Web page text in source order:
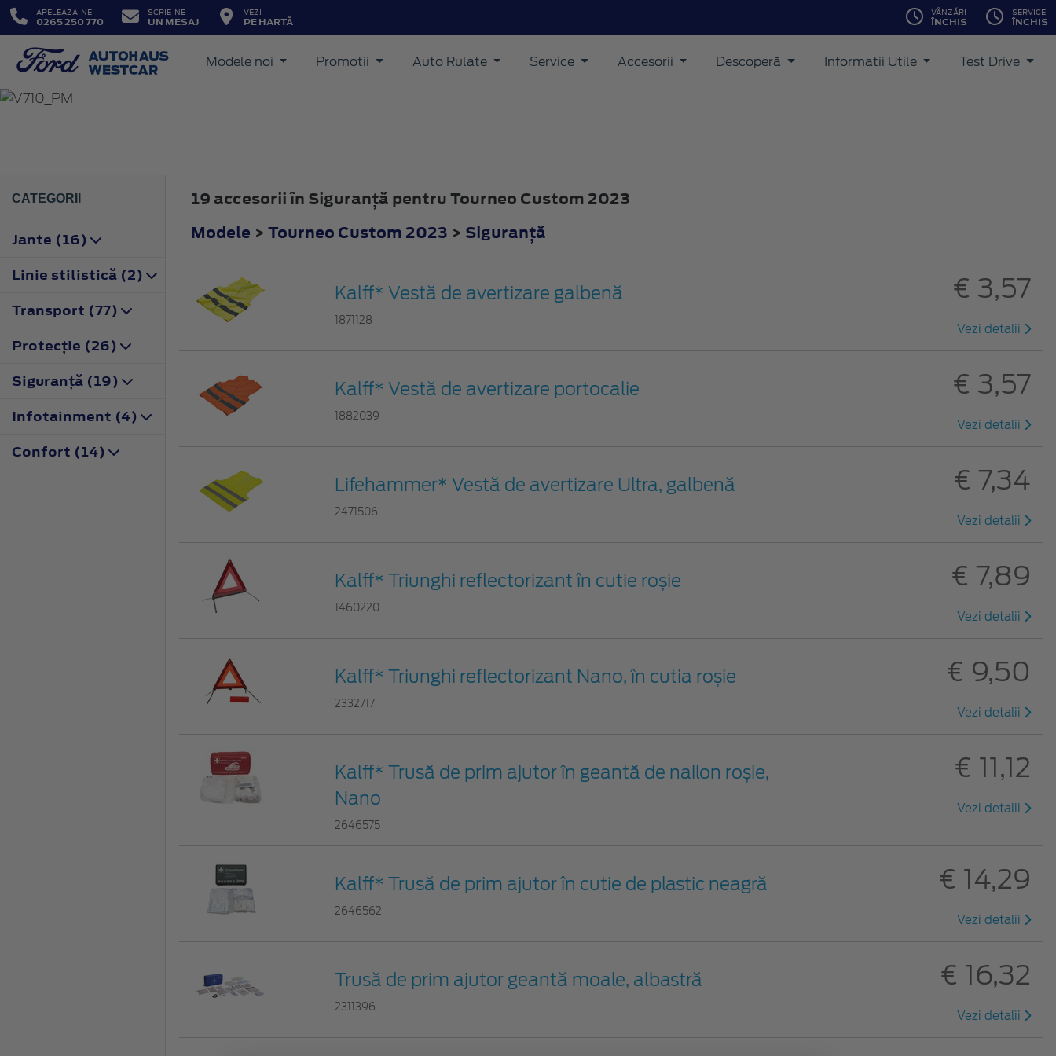
APELEAZA-NE
0265 250 770
SCRIE-NE
UN MESAJ
VEZI
PE HARTĂ
VÂNZĂRI
ÎNCHIS
SERVICE
ÎNCHIS
Modele noi Promotii Auto Rulate Service Accesorii Descoperă Informatii Utile Test Drive
TOURNEO CUSTOM
CATEGORII
Jante (16)
Linie stilistică (2)
Transport (77)
Protecţie (26)
Siguranţă (19)
Infotainment (4)
Confort (14)
19 accesorii în Siguranţă pentru Tourneo Custom 2023
Modele > Tourneo Custom 2023 > Siguranţă
Kalff* Vestă de avertizare galbenă
1871128
€ 3,57
Vezi detalii
Kalff* Vestă de avertizare portocalie
1882039
€ 3,57
Vezi detalii
Lifehammer* Vestă de avertizare Ultra, galbenă
2471506
€ 7,34
Vezi detalii
Kalff* Triunghi reflectorizant în cutie roșie
1460220
€ 7,89
Vezi detalii
Kalff* Triunghi reflectorizant Nano, în cutia roșie
2332717
€ 9,50
Vezi detalii
Kalff* Trusă de prim ajutor în geantă de nailon roșie,
Nano
2646575
€ 11,12
Vezi detalii
Kalff* Trusă de prim ajutor în cutie de plastic neagră
2646562
€ 14,29
Vezi detalii
Trusă de prim ajutor geantă moale, albastră
2311396
€ 16,32
Vezi detalii